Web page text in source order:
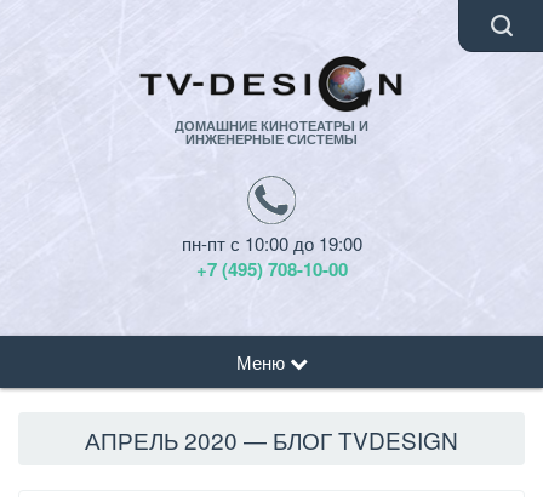
ДОМАШНИЕ КИНОТЕАТРЫ И
ИНЖЕНЕРНЫЕ СИСТЕМЫ
пн-пт с 10:00 до 19:00
+7 (495) 708-10-00
Меню
АПРЕЛЬ 2020 — БЛОГ TVDESIGN